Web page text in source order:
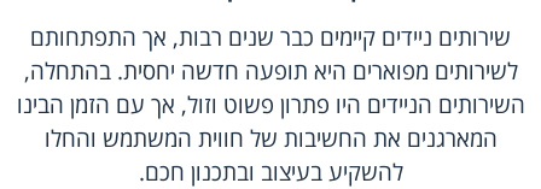
שירותים ניידים קיימים כבר שנים רבות, אך התפתחותם
לשירותים מפוארים היא תופעה חדשה יחסית. בהתחלה,
השירותים הניידים היו פתרון פשוט וזול, אך עם הזמן הבינו
המארגנים את החשיבות של חווית המשתמש והחלו
להשקיע בעיצוב ובתכנון חכם.